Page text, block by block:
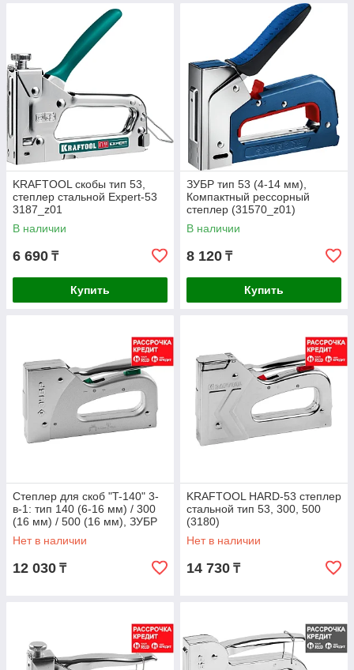
KRAFTOOL скобы тип 53,
cтеплер стальной Expert-53
3187_z01
В наличии
6 690 ₸
Купить
ЗУБР тип 53 (4-14 мм),
Компактный рессорный
степлер (31570_z01)
В наличии
8 120 ₸
Купить
Степлер для скоб "T-140" 3-
в-1: тип 140 (6-16 мм) / 300
(16 мм) / 500 (16 мм), ЗУБР
Профессионал (4-31573)
Нет в наличии
12 030 ₸
KRAFTOOL HARD-53 степлер
стальной тип 53, 300, 500
(3180)
Нет в наличии
14 730 ₸